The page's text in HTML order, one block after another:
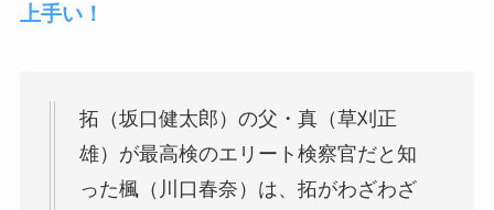
上手い！
拓（坂口健太郎）の父・真（草刈正
雄）が最高検のエリート検察官だと知
った楓（川口春奈）は、拓がわざわざ